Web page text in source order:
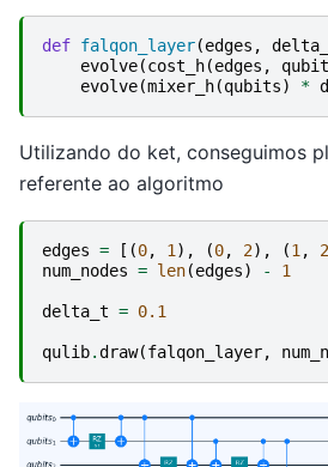
def falqon_layer(edges ,
evolve(cost_h(edges ,
evolve(mixer_h(qubits) *
Utilizando do ket, conseguimos
referente ao algoritmo
edges = [(0, 1 ), (0, 2), (1 , 2
num_nodes = len(edges) - 1
delta_t = 0.1
qulib.draw(falqon_layer,